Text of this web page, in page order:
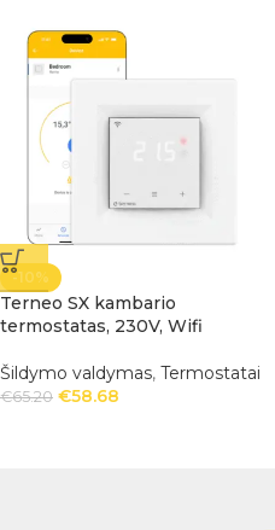
-10%
Terneo SX kambario
termostatas, 230V, Wifi
Šildymo valdymas, Termostatai
€65.20 €58.68